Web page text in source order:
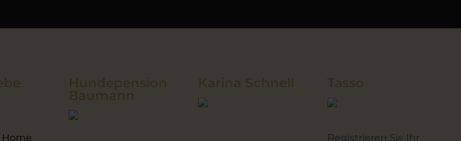
Registrieren Sie Ihr